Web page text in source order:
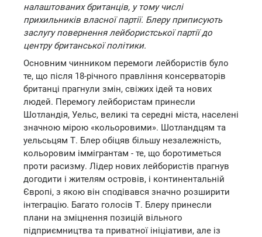
налаштованих британців, у тому числі
прихильників власної партії. Блеру приписують
заслугу повернення лейбористської партії до
центру британської політики.
Основним чинником перемоги лейбористів було
те, що після 18-річного правління консерваторів
британці прагнули змін, свіжих ідей та нових
людей. Перемогу лейбористам принесли
Шотландія, Уельс, великі та середні міста, населені
значною мірою «кольоровими». Шотландцям та
уельсьцям Т. Блер обіцяв більшу незалежність,
кольоровим іммігрантам - те, що боротиметься
проти расизму. Лідер нових лейбористів прагнув
догодити і жителям островів, і континентальній
Європі, з якою він сподівався значно розширити
інтеграцію. Багато голосів Т. Блеру принесли
плани на зміцнення позицій вільного
підприємництва та приватної ініціативи, але із